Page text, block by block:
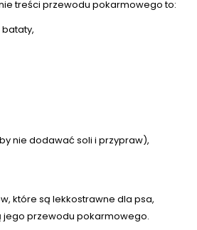
treści przewodu pokarmowego to:
nie dodawać soli i przypraw),
które są lekkostrawne dla psa,
jego przewodu pokarmowego.